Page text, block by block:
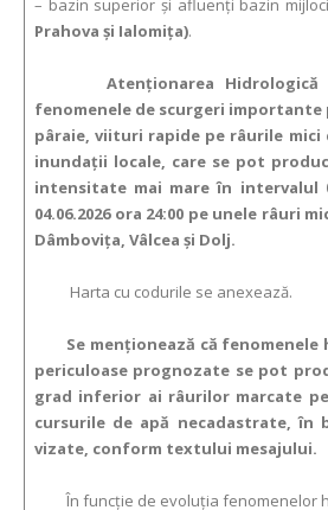
– bazin superior şi afluenţi bazin
Prahova şi Ialomiţa).
Atenţionarea Hidrologică
fenomenele de scurgeri importante
pâraie, viituri rapide pe râurile mici
inundaţii locale, care se pot
intensitate mai mare în intervalul
04.06.2026 ora 24:00 pe unele râuri
Dâmboviţa, Vâlcea şi Dolj.
Harta cu codurile se anexează.
Se menționează că fenomenele
periculoase prognozate se pot
grad inferior ai râurilor marcate
cursurile de apă necadastrate, în
vizate, conform textului mesajului.
În funcție de evoluția fenomenelor